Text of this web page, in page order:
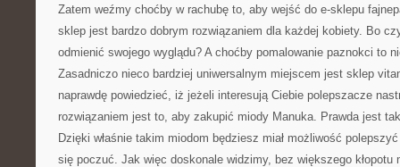
Zatem weźmy choćby w rachubę to, aby wejść do e-sklepu
sklep jest bardzo dobrym rozwiązaniem dla każdej kobiety. Bo
odmienić swojego wyglądu? A choćby pomalowanie paznokci to
Zasadniczo nieco bardziej uniwersalnym miejscem jest sklep
naprawdę powiedzieć, iż jeżeli interesują Ciebie polepszacze
rozwiązaniem jest to, aby zakupić miody Manuka. Prawda jest
Dzięki właśnie takim miodom będziesz miał możliwość
się poczuć. Jak więc doskonale widzimy, bez większego kłopotu